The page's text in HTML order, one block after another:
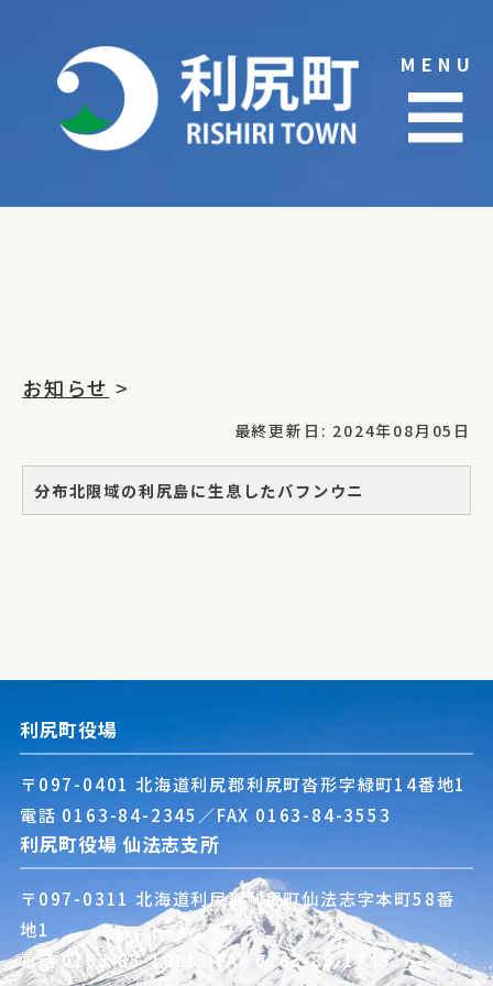
content
MENU
☰
お知らせ >
最終更新日: 2024年08月05日
分布北限域の利尻島に生息したバフンウニ
利尻町役場
〒097-0401 北海道利尻郡利尻町沓形字緑町14番地1
電話 0163-84-2345 ／FAX 0163-84-3553
利尻町役場 仙法志支所
〒097-0311 北海道利尻郡利尻町仙法志字本町58番
地1
電話0163-85-1011 ／FAX 0163-85-1745